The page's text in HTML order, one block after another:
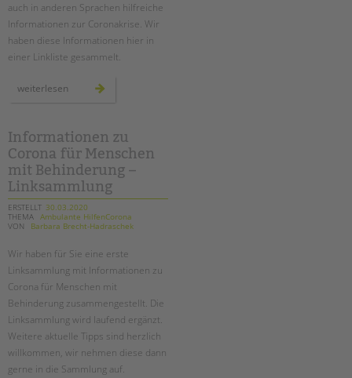
auch in anderen Sprachen hilfreiche
Informationen zur Coronakrise. Wir
haben diese Informationen hier in
einer Linkliste gesammelt.
weiterlesen mehrsprachige
informationen
linktipps
Informationen zu
Corona für Menschen
mit Behinderung –
Linksammlung
ERSTELLT 30.03.2020
THEMA Ambulante HilfenCorona
VON
Barbara Brecht-Hadraschek
Wir haben für Sie eine erste
Linksammlung mit Informationen zu
Corona für Menschen mit
Behinderung zusammengestellt. Die
Linksammlung wird laufend ergänzt.
Weitere aktuelle Tipps sind herzlich
willkommen, wir nehmen diese dann
gerne in die Sammlung auf.